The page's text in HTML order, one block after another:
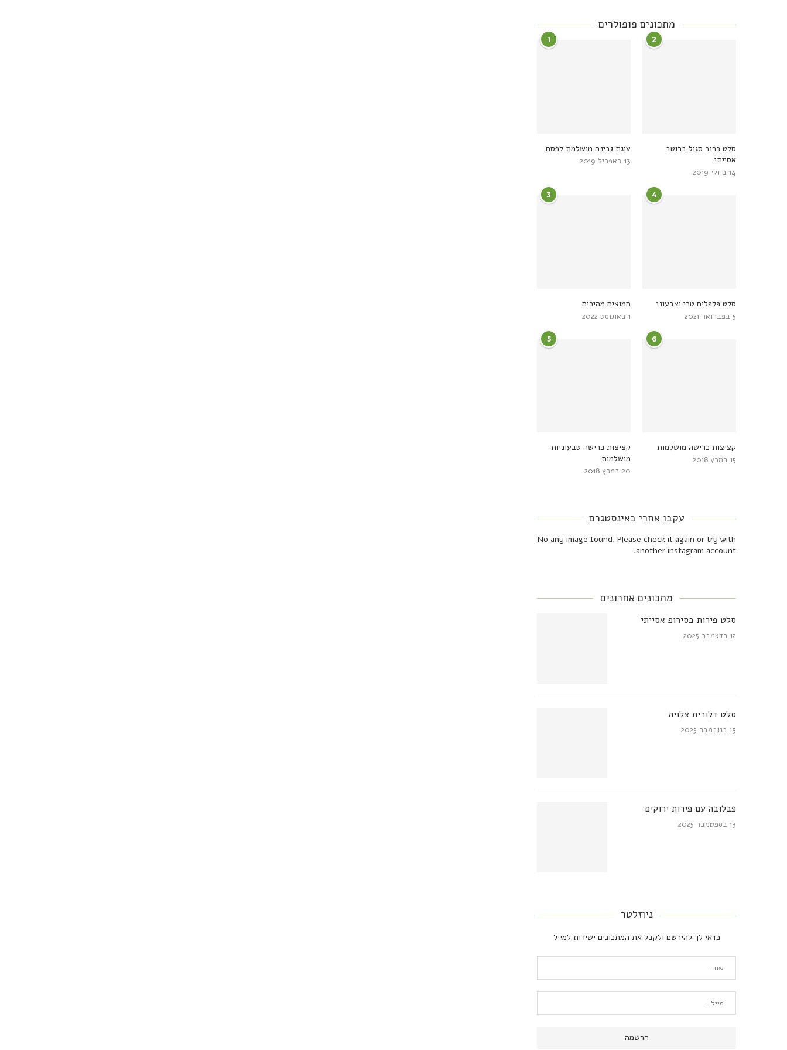
מתכונים פופולרים
1
עוגת גבינה מושלמת לפסח
13 באפריל 2019
2
סלט כרוב סגול ברוטב
אסייתי
14 ביולי 2019
3
חמוצים מהירים
1 באוגוסט 2022
4
סלט פלפלים טרי וצבעוני
5 בפברואר 2021
5
קציצות כרישה טבעוניות
מושלמות
20 במרץ 2018
6
קציצות כרישה מושלמות
15 במרץ 2018
עקבו אחרי באינסטגרם
No any image found. Please check it again or try with
another instagram account.
מתכונים אחרונים
סלט פירות בסירופ אסייתי
12 בדצמבר 2025
סלט דלורית צלויה
13 בנובמבר 2025
פבלובה עם פירות ירוקים
13 בספטמבר 2025
ניוזלטר
כדאי לך להירשם ולקבל את המתכונים ישירות למייל